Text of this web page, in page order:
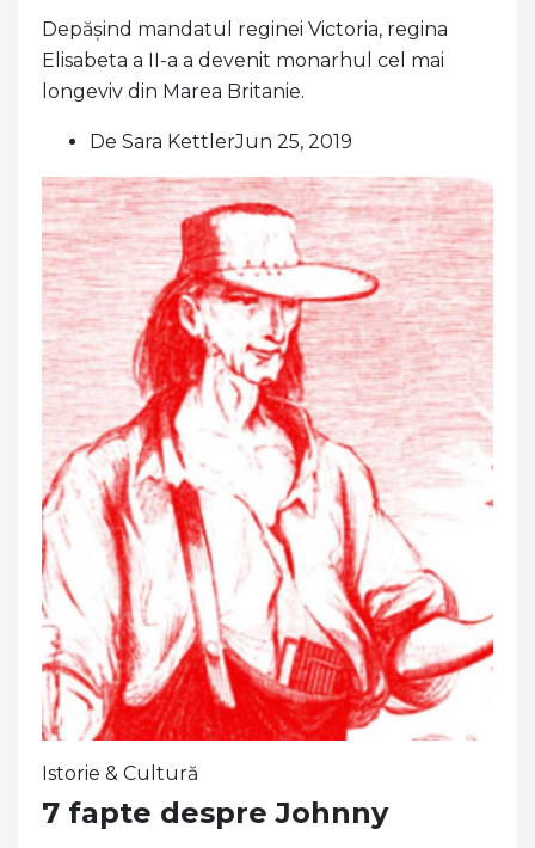
Depășind mandatul reginei Victoria, regina
Elisabeta a II-a a devenit monarhul cel mai
longeviv din Marea Britanie.
De Sara KettlerJun 25, 2019
Istorie & Cultură
7 fapte despre Johnny